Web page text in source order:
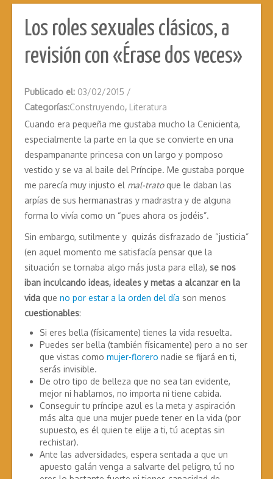
Los roles sexuales clásicos, a
revisión con «Érase dos veces»
Publicado el: 03/02/2015 /
Categorías:Construyendo, Literatura
Cuando era pequeña me gustaba mucho la Cenicienta,
especialmente la parte en la que se convierte en una
despampanante princesa con un largo y pomposo
vestido y se va al baile del Príncipe. Me gustaba porque
me parecía muy injusto el mal-tratoque le daban las
arpías de sus hermanastras y madrastra y de alguna
forma lo vivía como un “pues ahora os jodéis”.
Sin embargo, sutilmente y quizás disfrazado de “justicia”
(en aquel momento me satisfacía pensar que la
situación se tornaba algo más justa para ella), se nos
iban inculcando ideas, ideales y metas a alcanzar en la
vida que no por estar a la orden del día son menos
cuestionables:
Si eres bella (físicamente) tienes la vida resuelta.
Puedes ser bella (también físicamente) pero a no ser
que vistas como mujer-florero nadie se fijará en ti,
serás invisible.
De otro tipo de belleza que no sea tan evidente,
mejor ni hablamos, no importa ni tiene cabida.
Conseguir tu príncipe azul es la meta y aspiración
más alta que una mujer puede tener en la vida (por
supuesto, es él quien te elije a ti, tú aceptas sin
rechistar).
Ante las adversidades, espera sentada a que un
apuesto galán venga a salvarte del peligro, tú no